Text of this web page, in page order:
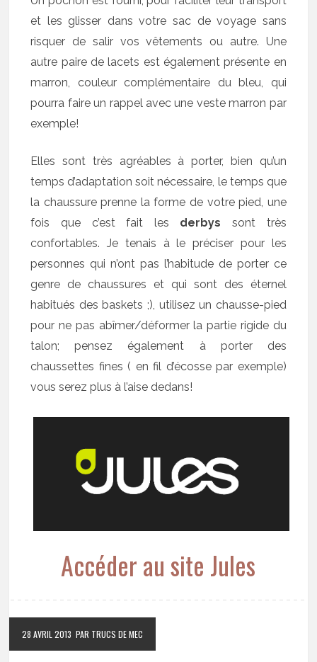
et les glisser dans votre sac de voyage sans
risquer de salir vos vêtements ou autre. Une
autre paire de lacets est également présente en
marron, couleur complémentaire du bleu, qui
pourra faire un rappel avec une veste marron par
exemple!
Elles sont très agréables à porter, bien qu’un
temps d’adaptation soit nécessaire, le temps que
la chaussure prenne la forme de votre pied, une
fois que c’est fait les derbys sont très
confortables. Je tenais à le préciser pour les
personnes qui n’ont pas l’habitude de porter ce
genre de chaussures et qui sont des éternel
habitués des baskets ;), utilisez un chausse-pied
pour ne pas abîmer/déformer la partie rigide du
talon; pensez également à porter des
chaussettes fines ( en fil d’écosse par exemple)
vous serez plus à l’aise dedans!
Accéder au site Jules
28 AVRIL 2013 PAR TRUCS DE MEC